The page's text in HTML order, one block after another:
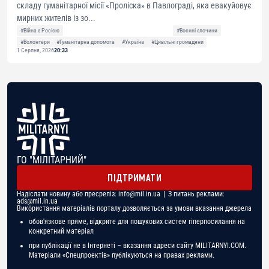
складу гуманітарної місії «Проліска» в Павлограді, яка евакуйовує
мирних жителів із зо...
#Війна з Росією
#Воєнні злочини
#Волонтери
#Гуманітарна допомога #Україна
#Цивільні громадяни
1 Серпня, 202620:33
ГО "МІЛІТАРНИЙ"
ПІДТРИМАТИ
Надіслати новину або пресреліз: info@mil.in.ua | З питань реклами:
ads@mil.in.ua
Використання матеріалів порталу дозволяється за умови вказання джерела
обов'язкове пряме, відкрите для пошукових систем гіперпосилання на
конкретний матеріал
при публікації не в Інтернеті – вказання адреси сайту MILITARNYI.COM.
Матеріали «Спецпроектів» публікуються на правах реклами.